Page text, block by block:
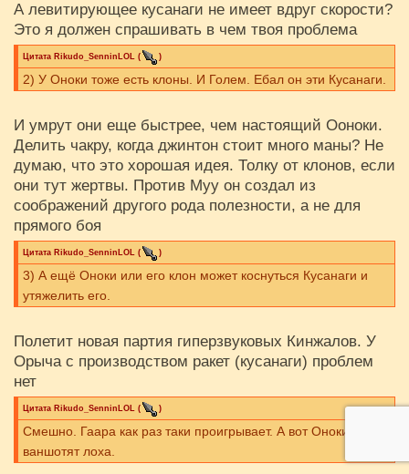
А левитирующее кусанаги не имеет вдруг скорости?
Это я должен спрашивать в чем твоя проблема
Цитата Rikudo_SenninLOL ( )
2) У Оноки тоже есть клоны. И Голем. Ебал он эти Кусанаги.
И умрут они еще быстрее, чем настоящий Ооноки.
Делить чакру, когда джинтон стоит много маны? Не
думаю, что это хорошая идея. Толку от клонов, если
они тут жертвы. Против Муу он создал из
соображений другого рода полезности, а не для
прямого боя
Цитата Rikudo_SenninLOL ( )
3) А ещё Оноки или его клон может коснуться Кусанаги и
утяжелить его.
Полетит новая партия гиперзвуковых Кинжалов. У
Орыча с производством ракет (кусанаги) проблем
нет
Цитата Rikudo_SenninLOL ( )
Смешно. Гаара как раз таки проигрывает. А вот Оноки и 4РК
ваншотят лоха.